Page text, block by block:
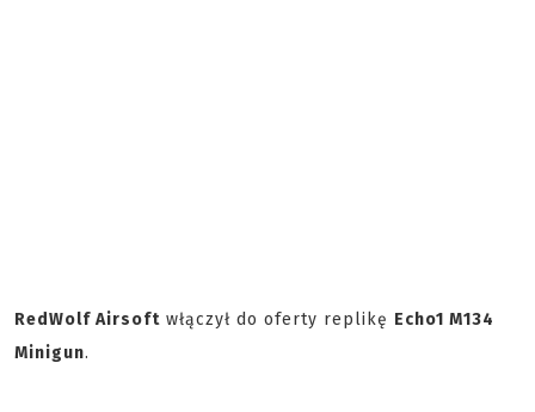
RedWolf Airsoft włączył do oferty replikę Echo1 M134
Minigun.